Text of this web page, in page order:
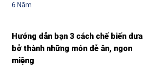
6 Năm
Hướng dẫn bạn 3 cách chế biến dưa
bở thành những món dễ ăn, ngon
miệng